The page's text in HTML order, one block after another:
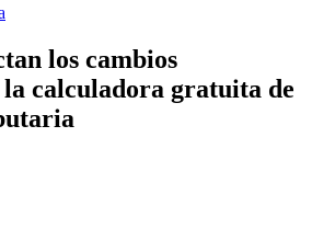
los cambios
calculadora gratuita de